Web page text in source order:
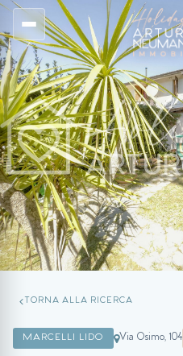
TORNA ALLA RICERCA
MARCELLI LIDO Via Osimo, 104